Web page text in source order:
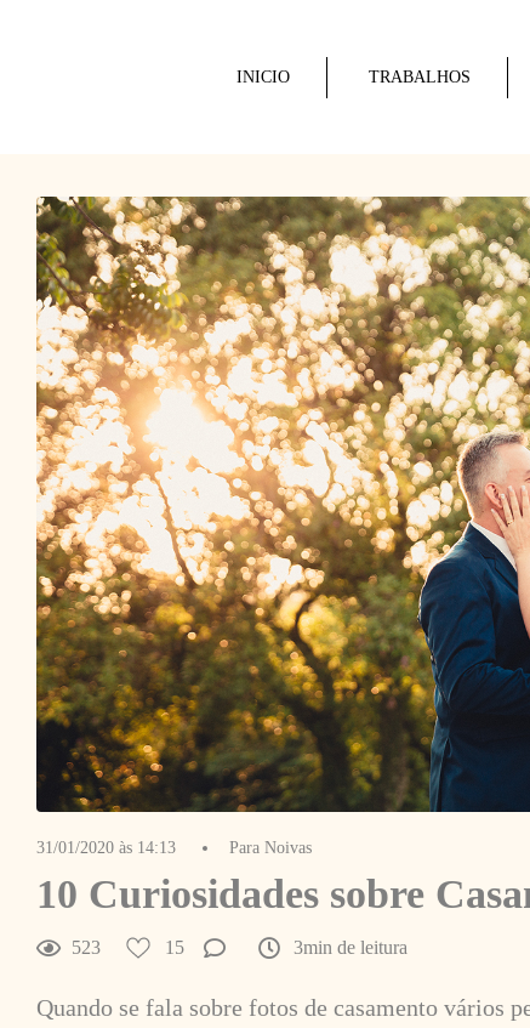
INICIO TRABALHOS
31/01/2020 às 14:13 Para Noivas
10 Curiosidades sobre
523 15 3min de leitura
Quando se fala sobre fotos de casamento vários